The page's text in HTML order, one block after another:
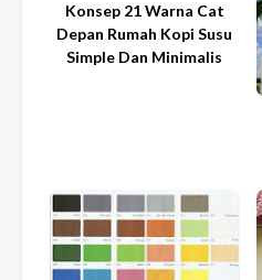
Konsep 21 Warna Cat
Depan Rumah Kopi Susu
Simple Dan Minimalis